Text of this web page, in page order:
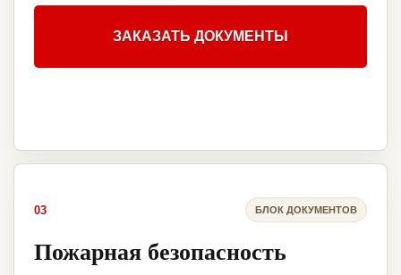
ЗАКАЗАТЬ ДОКУМЕНТЫ
03 БЛОК ДОКУМЕНТОВ
Пожарная безопасность